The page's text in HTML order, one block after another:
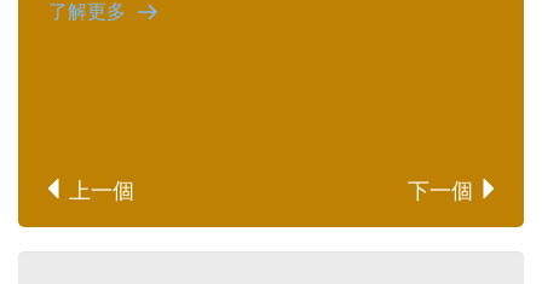
了解更多
上一個 下一個